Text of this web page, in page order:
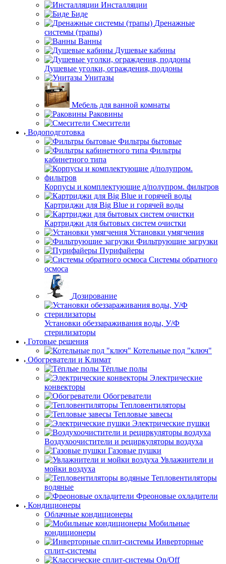
Инсталляции
Биде
Дренажные
системы (трапы)
Ванны
Душевые кабины
Душевые уголки, ограждения, поддоны
Унитазы
Мебель для ванной комнаты
Раковины
Смесители
Водоподготовка
Фильтры бытовые
Фильтры
кабинетного типа
Корпусы и комплектующие д/полупром. фильтров
Картриджи для Big Blue и горячей воды
Картриджи для бытовых систем очистки
Установки умягчения
Фильтрующие загрузки
Пурифайеры
Системы обратного
осмоса
Дозирование
Установки обеззараживания воды, У/Ф
стерилизаторы
Готовые решения
Котельные под "ключ"
Обогреватели и Климат
Тёплые полы
Электрические
конвекторы
Обогреватели
Тепловентиляторы
Тепловые завесы
Электрические пушки
Воздухоочистители и рециркуляторы воздуха
Газовые пушки
Увлажнители и
мойки воздуха
Тепловентиляторы
водяные
Фреоновые охладители
Кондиционеры
Облачные кондиционеры
Мобильные
кондиционеры
Инверторные
сплит-системы